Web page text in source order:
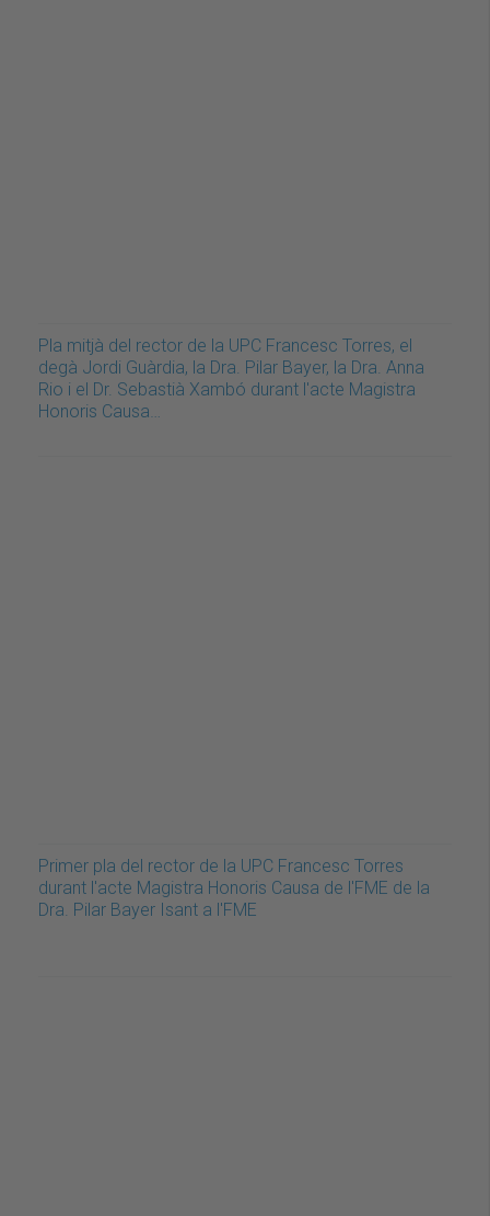
Pla mitjà del rector de la UPC Francesc Torres, el
degà Jordi Guàrdia, la Dra. Pilar Bayer, la Dra. Anna
Rio i el Dr. Sebastià Xambó durant l'acte Magistra
Honoris Causa…
Primer pla del rector de la UPC Francesc Torres
durant l'acte Magistra Honoris Causa de l'FME de la
Dra. Pilar Bayer Isant a l'FME